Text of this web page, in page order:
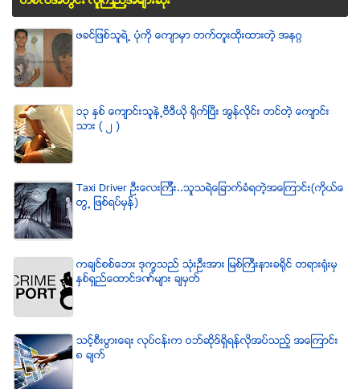
ဖခင္ျဖစ္သူရဲ႕ ပံုကို ေက်ာမွာ တက္တူးထိုးထားတဲ့ အနဂၢ
၁၃ ႏွစ္ ေက်ာင္းသူနဲ႕ဗီဒီယို ရိုက္ျပီး အြန္လိုင္း တင္တဲ့ ေက်ာင္း
သား ( ၂ )
Taxi Driver ဦးေလးၾကီး..သူသရဲေျခာက္ခံရတဲ့အေၾကာင္း(ကိုယ္ေ
တြ႕ ျဖစ္ရပ္မွန္)
ကခ်င္စစ္ေဘး ဒုကၡသည္ သံုးဦးအား ျမစ္ႀကီးနားခရိုင္ တရားရံုးမွ
ႏွစ္ရွည္ေထာင္ဒဏ္မ်ား ခ်မွတ္
သင့္စီးပြားေရး လုပ္ငန္းက ဝဘ္ဆိုဒ္ရွိရန္လိုအပ္သည့္ အေၾကာင္း
၈ ခ်က္